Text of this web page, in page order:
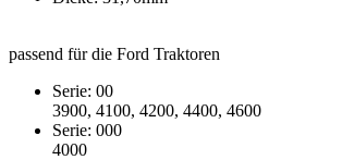
passend für die Ford Traktoren
Serie: 00
3900, 4100, 4200, 4400, 4600
Serie: 000
4000